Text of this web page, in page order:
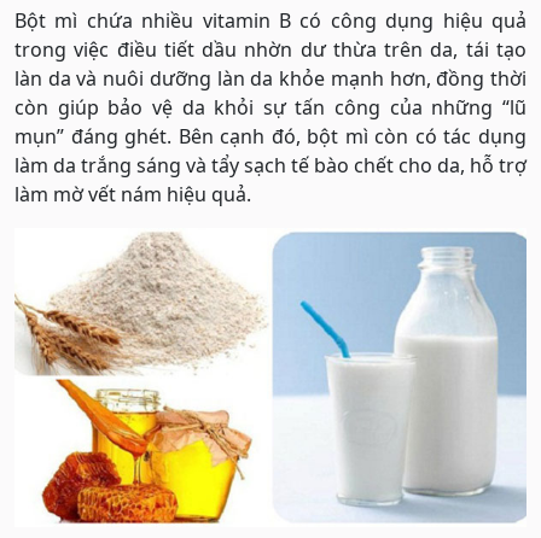
Bột mì chứa nhiều vitamin B có công dụng hiệu quả
trong việc điều tiết dầu nhờn dư thừa trên da, tái tạo
làn da và nuôi dưỡng làn da khỏe mạnh hơn, đồng thời
còn giúp bảo vệ da khỏi sự tấn công của những “lũ
mụn” đáng ghét. Bên cạnh đó, bột mì còn có tác dụng
làm da trắng sáng và tẩy sạch tế bào chết cho da, hỗ trợ
làm mờ vết nám hiệu quả.